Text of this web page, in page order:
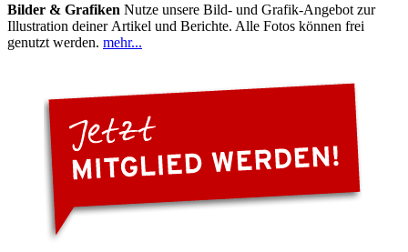
Bilder & Grafiken Nutze unsere Bild- und Grafik-Angebot zur
Illustration deiner Artikel und Berichte. Alle Fotos können frei
genutzt werden. mehr...